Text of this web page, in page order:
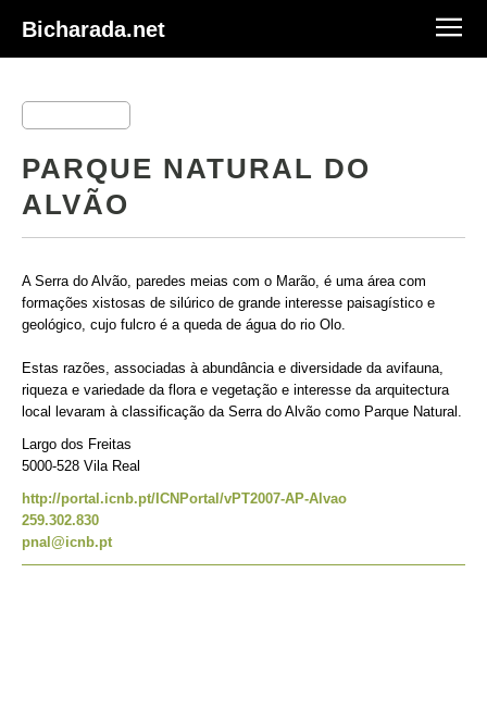
Bicharada.net
PARQUE NATURAL DO
ALVÃO
A Serra do Alvão, paredes meias com o Marão, é uma área com
formações xistosas de silúrico de grande interesse paisagístico e
geológico, cujo fulcro é a queda de água do rio Olo.
Estas razões, associadas à abundância e diversidade da avifauna,
riqueza e variedade da flora e vegetação e interesse da arquitectura
local levaram à classificação da Serra do Alvão como Parque Natural.
Largo dos Freitas
5000-528 Vila Real
http://portal.icnb.pt/ICNPortal/vPT2007-AP-Alvao
259.302.830
pnal@icnb.pt